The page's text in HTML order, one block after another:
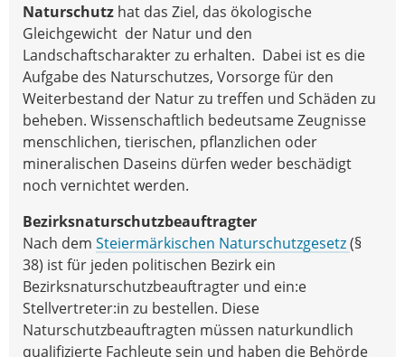
Naturschutz hat das Ziel, das ökologische
Gleichgewicht der Natur und den
Landschaftscharakter zu erhalten. Dabei ist es die
Aufgabe des Naturschutzes, Vorsorge für den
Weiterbestand der Natur zu treffen und Schäden zu
beheben. Wissenschaftlich bedeutsame Zeugnisse
menschlichen, tierischen, pflanzlichen oder
mineralischen Daseins dürfen weder beschädigt
noch vernichtet werden.
Bezirksnaturschutzbeauftragter
Nach dem Steiermärkischen Naturschutzgesetz(§
38) ist für jeden politischen Bezirk ein
Bezirksnaturschutzbeauftragter und ein:e
Stellvertreter:in zu bestellen. Diese
Naturschutzbeauftragten müssen naturkundlich
qualifizierte Fachleute sein und haben die Behörde